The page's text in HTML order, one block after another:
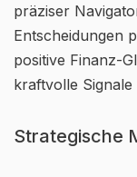
präziser
Entscheidungen
positive Finanz-
kraftvolle
Strategische